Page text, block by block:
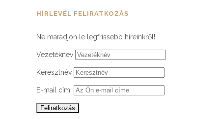
HÍRLEVÉL FELIRATKOZÁS
Ne maradjon le legfrissebb híreinkről!
Vezetéknév
Keresztnév
E-mail cím: